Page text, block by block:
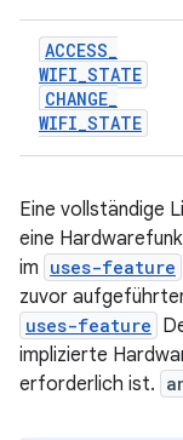
ACCESS_
WIFI_STATE
CHANGE_
WIFI_STATE
Eine vollständige
eine
im uses-feature
zuvor
uses-feature
implizierte
erforderlich ist.